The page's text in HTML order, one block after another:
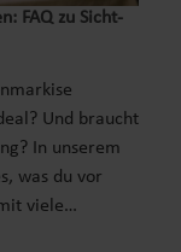
FAQ zu Sicht-
Und braucht
In unserem
was du vor
viele…